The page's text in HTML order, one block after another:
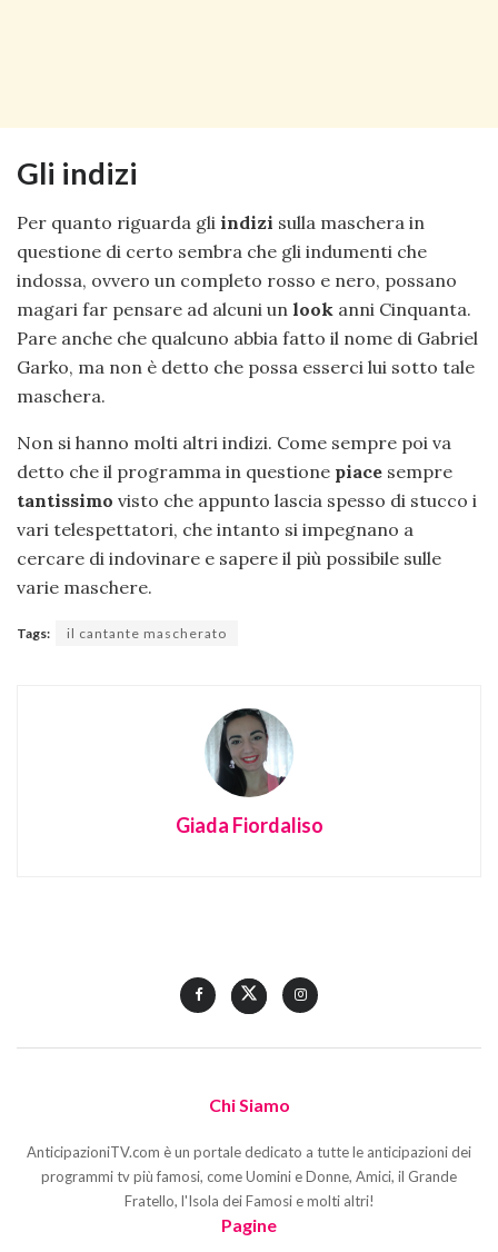
Gli indizi
Per quanto riguarda gli indizi sulla maschera in
questione di certo sembra che gli indumenti che
indossa, ovvero un completo rosso e nero, possano
magari far pensare ad alcuni un look anni Cinquanta.
Pare anche che qualcuno abbia fatto il nome di Gabriel
Garko, ma non è detto che possa esserci lui sotto tale
maschera.
Non si hanno molti altri indizi. Come sempre poi va
detto che il programma in questione piace sempre
tantissimo visto che appunto lascia spesso di stucco i
vari telespettatori, che intanto si impegnano a
cercare di indovinare e sapere il più possibile sulle
varie maschere.
Tags: il cantante mascherato
Giada Fiordaliso
Chi Siamo
AnticipazioniTV.com è un portale dedicato a tutte le anticipazioni dei
programmi tv più famosi, come Uomini e Donne, Amici, il Grande
Fratello, l'Isola dei Famosi e molti altri!
Pagine